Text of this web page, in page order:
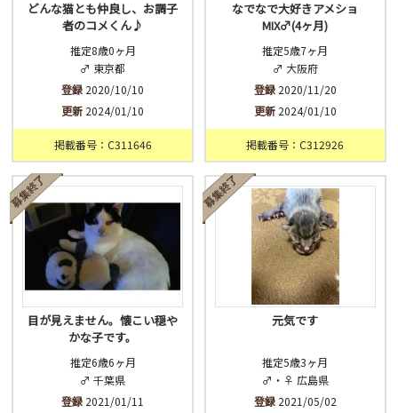
どんな猫とも仲良し、お調子
者のコメくん♪
推定8歳0ヶ月
♂ 東京都
登録 2020/10/10
更新 2024/01/10
掲載番号：C311646
なでなで大好きアメショ
MIX♂(4ヶ月)
推定5歳7ヶ月
♂ 大阪府
登録2020/11/20
更新2024/01/10
掲載番号：C312926
目が見えません。懐こい穏や
かな子です。
推定6歳6ヶ月
♂ 千葉県
登録 2021/01/11
元気です
推定5歳3ヶ月
♂・♀ 広島県
登録2021/05/02